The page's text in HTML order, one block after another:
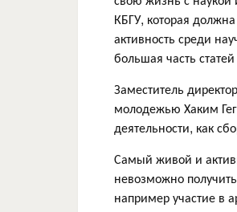
КБГУ, которая
активность среди
большая часть
Заместитель
молодежью Хаким
деятельности, как
Самый живой и
невозможно
например участие в